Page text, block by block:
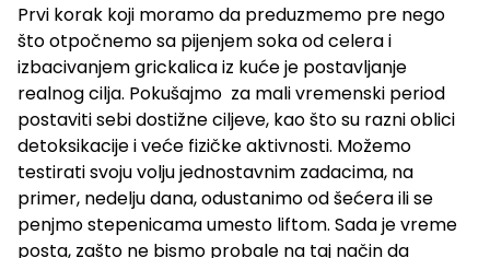
Prvi korak koji moramo da preduzmemo pre nego
što otpočnemo sa pijenjem soka od celera i
izbacivanjem grickalica iz kuće je postavljanje
realnog cilja. Pokušajmo za mali vremenski period
postaviti sebi dostižne ciljeve, kao što su razni oblici
detoksikacije i veće fizičke aktivnosti. Možemo
testirati svoju volju jednostavnim zadacima, na
primer, nedelju dana, odustanimo od šećera ili se
penjmo stepenicama umesto liftom. Sada je vreme
posta, zašto ne bismo probale na taj način da